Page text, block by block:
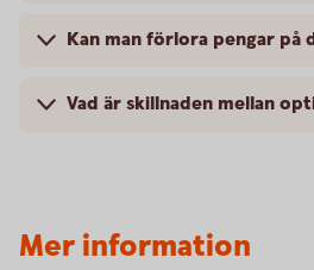
Kan man förlora pengar på
Vad är skillnaden mellan
Mer information